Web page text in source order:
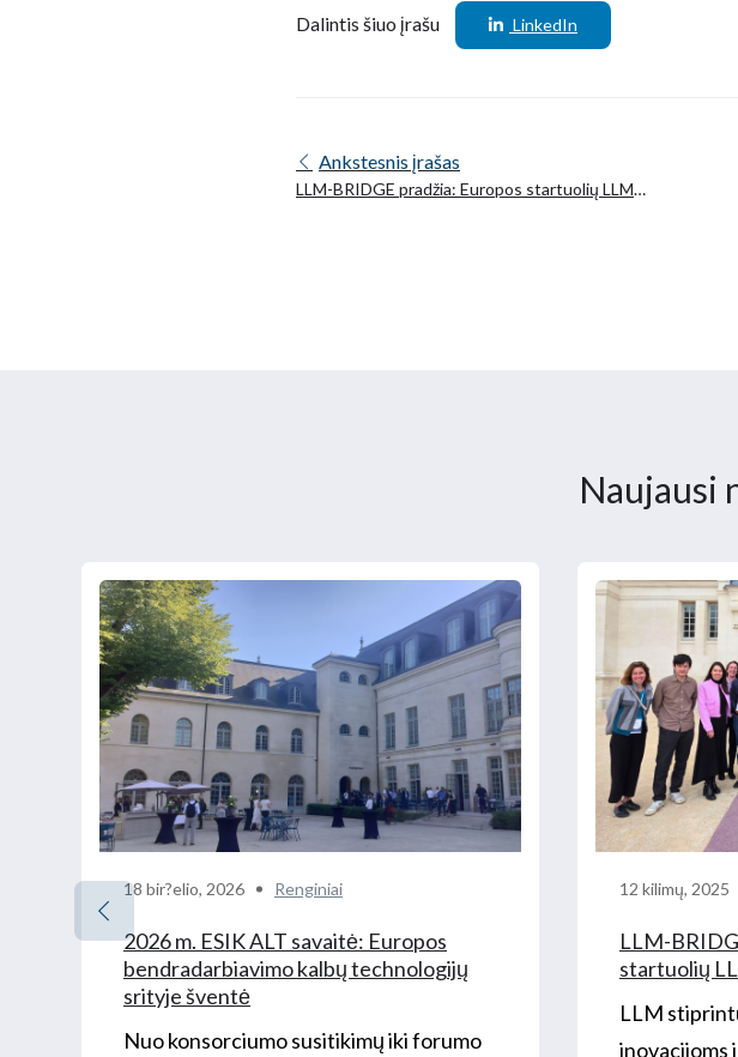
Dalintis šiuo įrašu LinkedIn
Ankstesnis įrašas
LLM-BRIDGE pradžia: Europos startuolių LLM
Naujausi
18 bir?elio, 2026 Renginiai
2026 m. ESIK ALT savaitė: Europos
bendradarbiavimo kalbų technologijų
srityje šventė
Nuo konsorciumo susitikimų iki forumo
12 kilimų, 2025
LLM-
startuolių
LLM
inovacijoms